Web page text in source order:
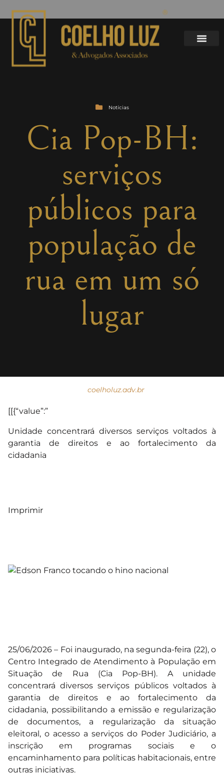
Notícias
Cia Pop-BH:
serviços
públicos para
população de
rua em um só
lugar
coelholuz.adv.br
[[{“value”:”
Unidade concentrará diversos serviços voltados à
garantia de direitos e ao fortalecimento da
cidadania
Imprimir
25/06/2026 – Foi inaugurado, na segunda-feira (22), o
Centro Integrado de Atendimento à População em
Situação de Rua (Cia Pop-BH). A unidade
concentrará diversos serviços públicos voltados à
garantia de direitos e ao fortalecimento da
cidadania, possibilitando a emissão e regularização
de documentos, a regularização da situação
eleitoral, o acesso a serviços do Poder Judiciário, a
inscrição em programas sociais e o
encaminhamento para políticas habitacionais, entre
outras iniciativas.